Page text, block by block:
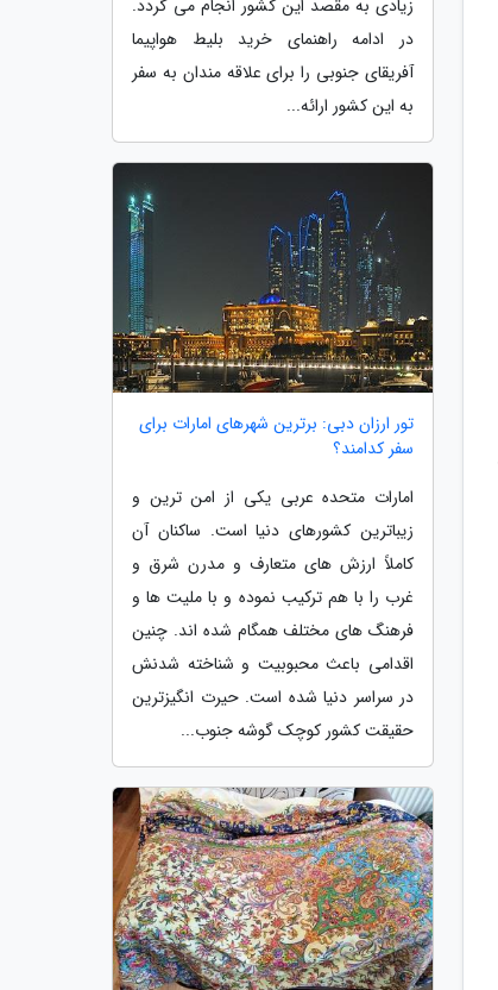
زیادی به مقصد این کشور انجام می گردد.
در ادامه راهنمای خرید بلیط هواپیما
آفریقای جنوبی را برای علاقه مندان به سفر
به این کشور ارائه...
تور ارزان دبی: برترین شهرهای امارات برای
سفر کدامند؟
امارات متحده عربی یکی از امن ترین و
زیباترین کشورهای دنیا است. ساکنان آن
کاملاً ارزش های متعارف و مدرن شرق و
غرب را با هم ترکیب نموده و با ملیت ها و
فرهنگ های مختلف همگام شده اند. چنین
اقدامی باعث محبوبیت و شناخته شدنش
در سراسر دنیا شده است. حیرت انگیزترین
حقیقت کشور کوچک گوشه جنوب...